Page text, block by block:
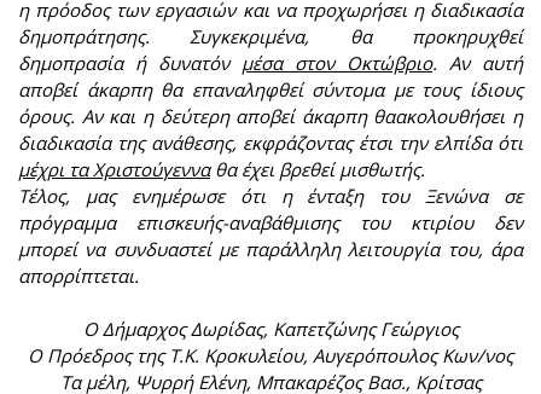
η πρόοδος των εργασιών και να προχωρήσει η διαδικασία
δημοπράτησης. Συγκεκριμένα, θα προκηρυχθεί
δημοπρασία ή δυνατόν μέσα στον Οκτώβριο. Αν αυτή
αποβεί άκαρπη θα επαναληφθεί σύντομα με τους ίδιους
όρους. Αν και η δεύτερη αποβεί άκαρπη θαακολουθήσει η
διαδικασία της ανάθεσης, εκφράζοντας έτσι την ελπίδα ότι
μέχρι τα Χριστούγενναθα έχει βρεθεί μισθωτής.
Τέλος, μας ενημέρωσε ότι η ένταξη του Ξενώνα σε
πρόγραμμα επισκευής-αναβάθμισης του κτιρίου δεν
μπορεί να συνδυαστεί με παράλληλη λειτουργία του, άρα
απορρίπτεται.
Ο Δήμαρχος Δωρίδας, Καπετζώνης Γεώργιος
Ο Πρόεδρος της Τ.Κ. Κροκυλείου, Αυγερόπουλος Κων/νος
Τα μέλη, Ψυρρή Ελένη, Μπακαρέζος Βασ., Κρίτσας